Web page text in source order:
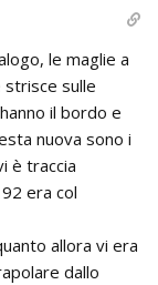
le maglie a
strisce sulle
il bordo e
nuova sono i
è traccia
era col
allora vi era
dallo